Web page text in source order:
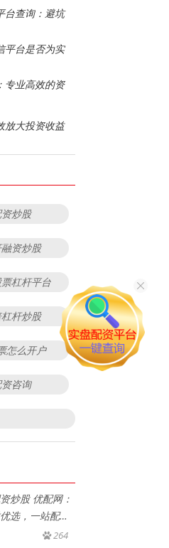
台查询：避坑
平台是否为实
专业高效的资
放大投资收益
炒股
资炒股
杠杆平台
杆炒股
怎么开户
咨询
炒股 优配网：
选，一站配
264